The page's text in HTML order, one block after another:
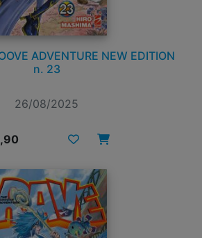
ADVENTURE NEW EDITION
n. 23
26/08/2025